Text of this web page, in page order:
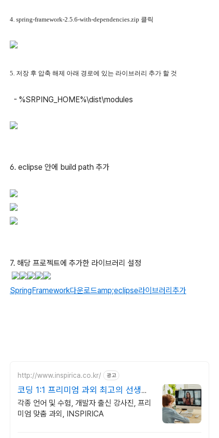
4. spring-framework-2.5.6-with-dependencies.zip 클릭
5. 저장 후 압축 해제 아래 경로에 있는 라이브러리 추가 할 것
- %SRPING_HOME%\dist\modules
6. eclipse 안에 build path 추가
7. 해당 프로젝트에 추가한 라이브러리 설정
SpringFramework다운로드amp;eclipse라이브러리추가
http://www.inspirica.co.kr/ 광고
코딩 1:1 프리미엄 과외 최고의 선생님
들과 함께
각종 언어 및 수험, 개발자 출신 강사진, 프리
미엄 맞춤 과외, INSPIRICA